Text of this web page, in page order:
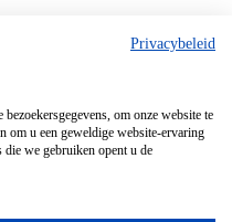
Privacybeleid
om onze website te
om u een geweldige website-ervaring
we gebruiken opent u de